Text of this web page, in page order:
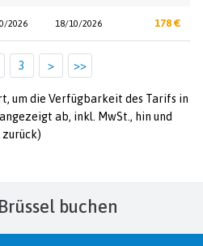
2026 18/10/2026 178 €
3 > >>
um die Verfügbarkeit des Tarifs in
ab, inkl. MwSt., hin und
zurück)
buchen